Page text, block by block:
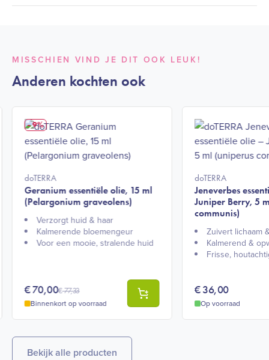
MISSCHIEN VIND JE DIT OOK LEUK!
Anderen kochten ook
- 9%
doTERRA
Geranium essentiële olie, 15 ml
(Pelargonium graveolens)
Verzorgt huid & haar​
Kalmerende bloemengeur​
Voor een mooie, stralende huid
€70,00€77,33
Binnenkort op voorraad
doTERRA
Jeneverbes
Juniper Berry, 5
communis)
Zuivert lichaam
Kalmerend &
Frisse,
€36,00
Op voorraad
Bekijk alle producten